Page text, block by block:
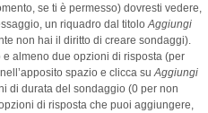
se ti è permesso) dovresti vedere,
un riquadro dal titoloAggiungi
non hai il diritto di creare sondaggi).
almeno due opzioni di risposta (per
spazio e clicca suAggiungi
di durata del sondaggio (0 per non
di risposta che puoi aggiungere,